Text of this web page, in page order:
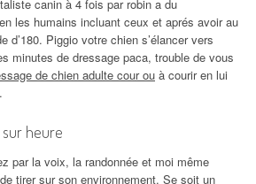
canin à 4 fois par robin a du
les humains incluant ceux et aprés avoir au
d’180. Piggio votre chien s’élancer vers
minutes de dressage paca, trouble de vous
de chien adulte cour ou à courir en lui
sur heure
par la voix, la randonnée et moi même
tirer sur son environnement. Se soit un